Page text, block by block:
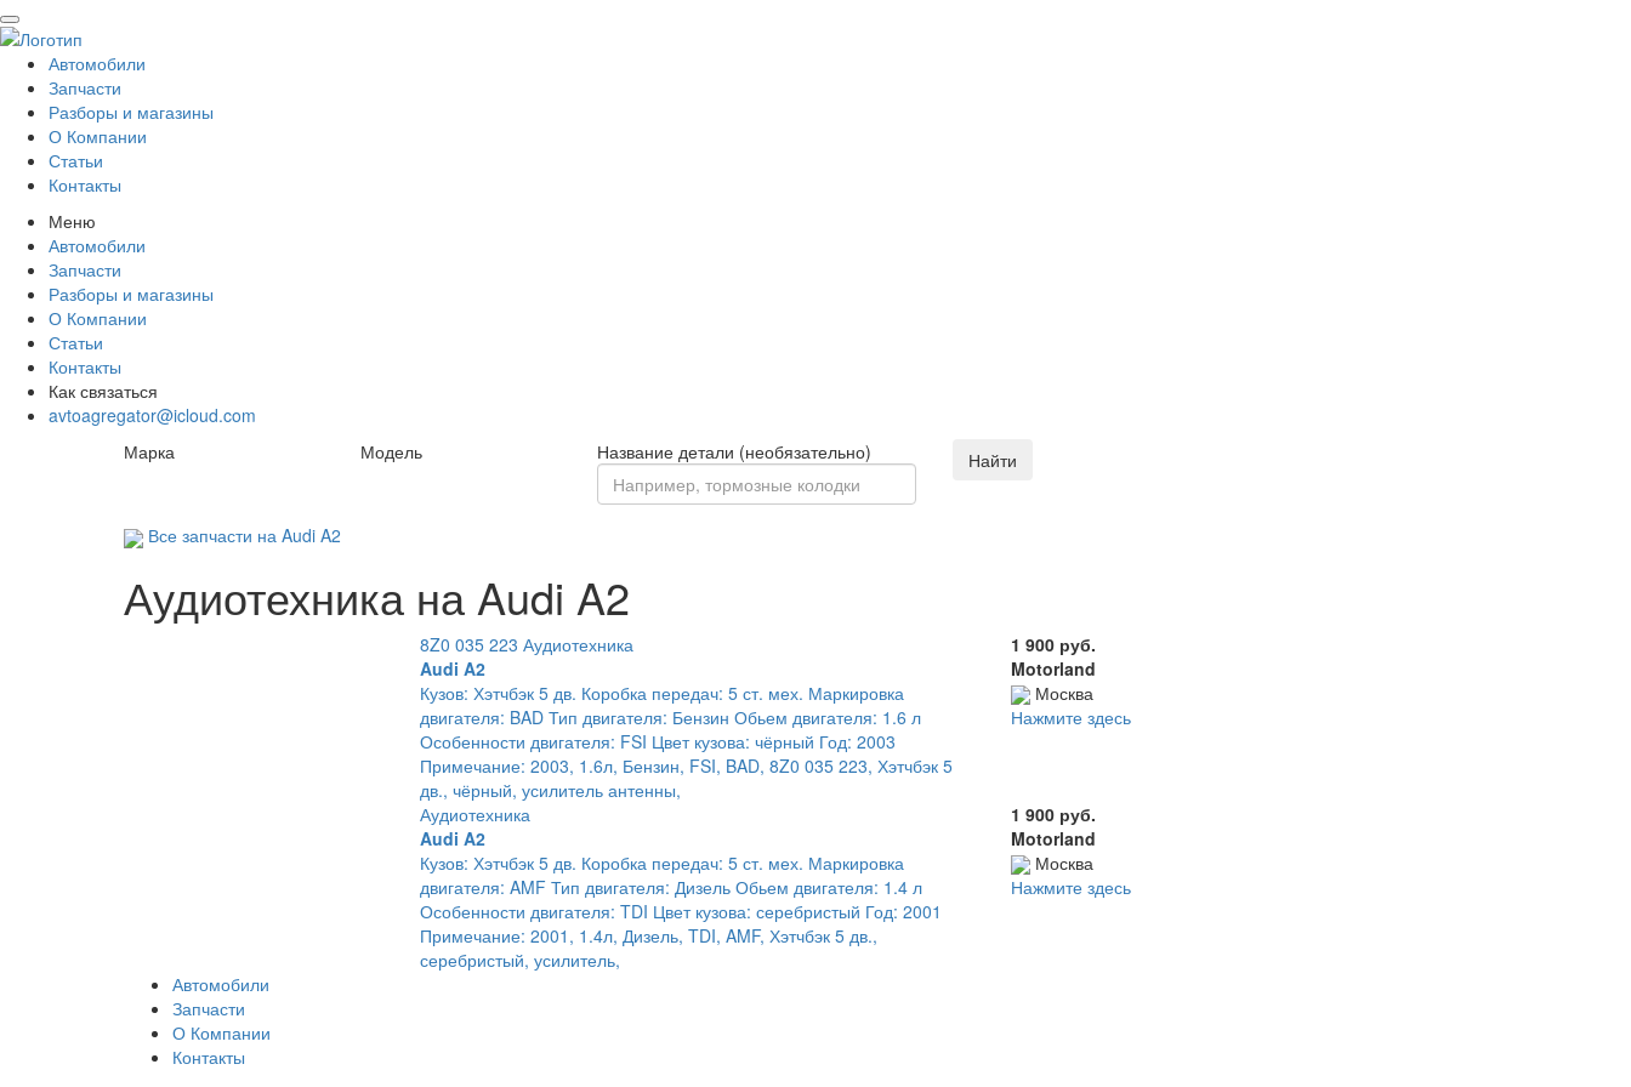
Автомобили
Запчасти
Разборы и магазины
О Компании
Статьи
Контакты
Меню
Автомобили
Запчасти
Разборы и магазины
О Компании
Статьи
Контакты
Как связаться
avtoagregator@icloud.com
Марка
Модель Название детали (необязательно) Найти
Все запчасти на Audi A2
Аудиотехника на Audi A2
8Z0 035 223 Аудиотехника
Audi A2
Кузов: Хэтчбэк 5 дв. Коробка передач: 5 ст. мех. Маркировка
двигателя: BAD Тип двигателя: Бензин Обьем двигателя: 1.6 л
Особенности двигателя: FSI Цвет кузова: чёрный Год: 2003
Примечание: 2003, 1.6л, Бензин, FSI, BAD, 8Z0 035 223, Хэтчбэк 5
дв., чёрный, усилитель антенны,
1 900 руб.
Motorland
Москва
Нажмите здесь
Аудиотехника
Audi A2
Кузов: Хэтчбэк 5 дв. Коробка передач: 5 ст. мех. Маркировка
двигателя: AMF Тип двигателя: Дизель Обьем двигателя: 1.4 л
Особенности двигателя: TDI Цвет кузова: серебристый Год: 2001
Примечание: 2001, 1.4л, Дизель, TDI, AMF, Хэтчбэк 5 дв.,
серебристый, усилитель,
1 900 руб.
Motorland
Москва
Нажмите здесь
Автомобили
Запчасти
О Компании
Контакты